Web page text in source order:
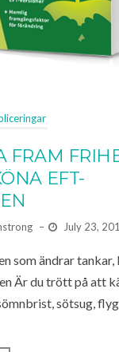
FRAM
EFT-
– July 23,
som ändrar tankar,
Är du trött på att
sötsug,